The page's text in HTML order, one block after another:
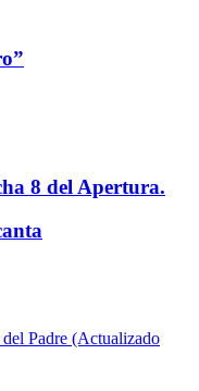
8 del Apertura.